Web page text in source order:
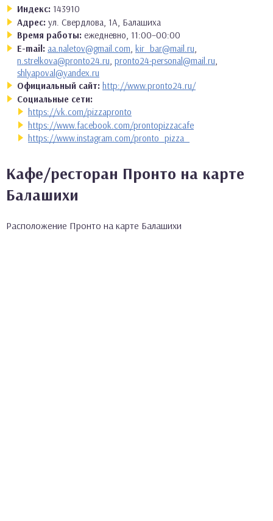
Индекс: 143910
Адрес: ул. Свердлова, 1А, Балашиха
Время работы: ежедневно, 11:00–00:00
E-mail: aa.naletov@gmail.com kir_bar@mail.ru
n.strelkova@pronto24.ru pronto24-personal@mail.ru
shlyapoval@yandex.ru
Официальный сайт: http://www.pronto24.ru/
Социальные сети:
https://vk.com/pizzapronto
https://www.facebook.com/prontopizzacafe
https://www.instagram.com/pronto_pizza_
Кафе/ресторан Пронто на карте
Балашихи
Расположение Пронто на карте Балашихи